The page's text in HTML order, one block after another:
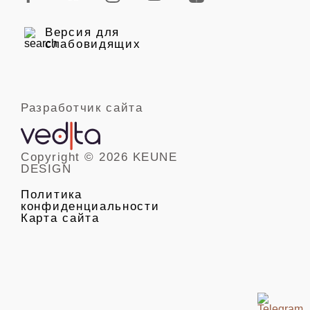
Версия для
слабовидящих
Разработчик сайта
Copyright © 2026 KEUNE
DESIGN
Политика
конфиденциальности
Карта сайта